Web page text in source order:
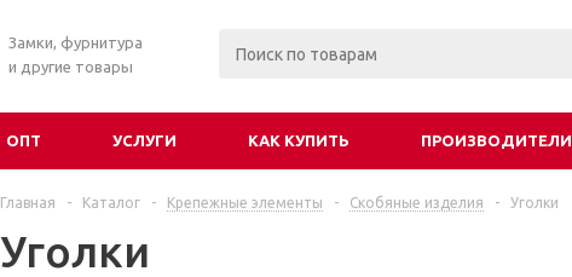
Замки, фурнитура
и другие товары
ОПТ УСЛУГИ КАК КУПИТЬ ПРОИЗВОДИТЕЛИ
Главная - Каталог - Крепежные элементы - Скобяные изделия - Уголки
Уголки